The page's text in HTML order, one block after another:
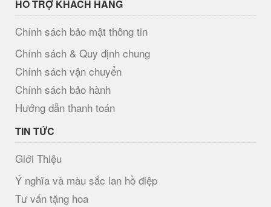
HỖ TRỢ KHÁCH HÀNG
Chính sách bảo mật thông tin
Chính sách & Quy định chung
Chính sách vận chuyển
Chính sách bảo hành
Hướng dẫn thanh toán
TIN TỨC
Giới Thiệu
Ý nghĩa và màu sắc lan hồ điệp
Tư vấn tặng hoa